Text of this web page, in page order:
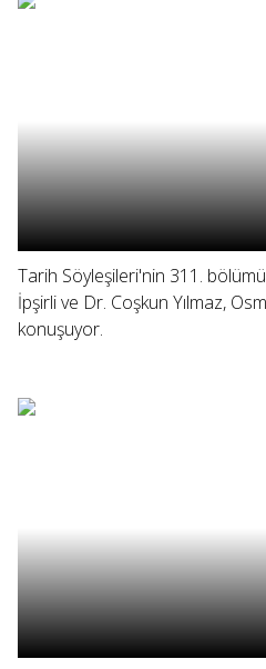
Tarih Söyleşileri'nin 311.
İpşirli ve Dr. Coşkun Yılmaz,
konuşuyor.